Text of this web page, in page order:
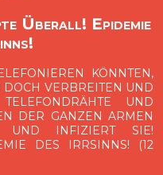
Überall! Epidemie
KÖNNTEN,
VERBREITEN UND
UND
DER GANZEN ARMEN
UND INFIZIERT SIE!
DES IRRSINNS! (12